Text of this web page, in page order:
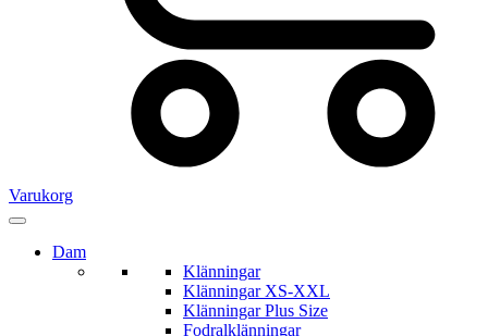
Varukorg
Dam
Klänningar
Klänningar XS-XXL
Klänningar Plus Size
Fodralklänningar